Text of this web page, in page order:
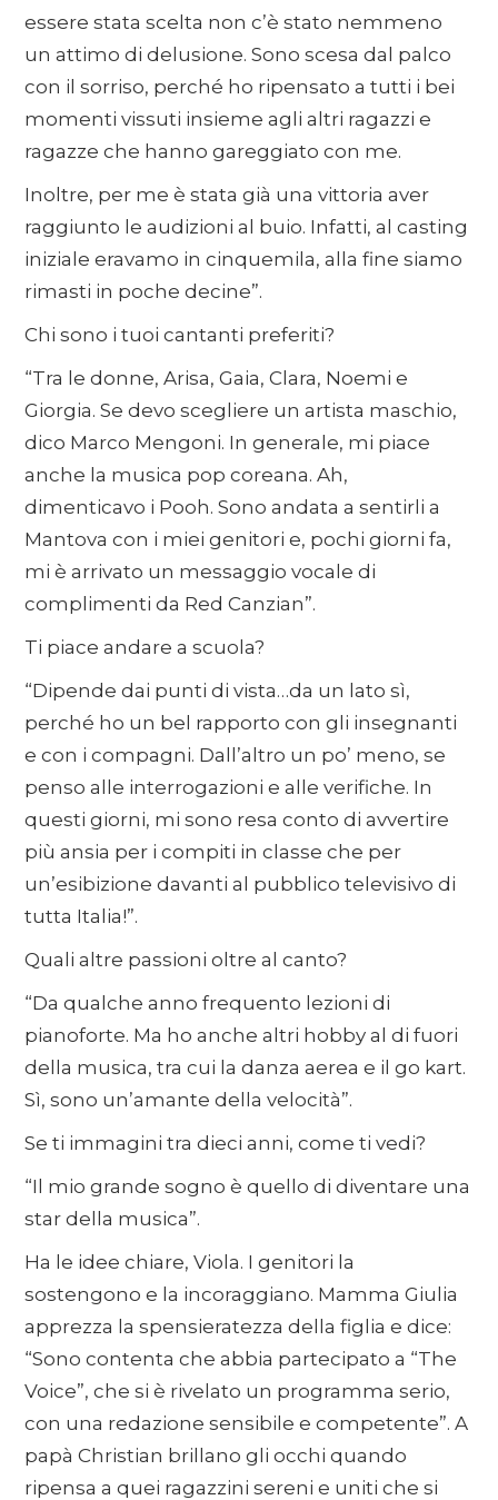
essere stata scelta non c’è stato nemmeno
un attimo di delusione. Sono scesa dal palco
con il sorriso, perché ho ripensato a tutti i bei
momenti vissuti insieme agli altri ragazzi e
ragazze che hanno gareggiato con me.
Inoltre, per me è stata già una vittoria aver
raggiunto le audizioni al buio. Infatti, al casting
iniziale eravamo in cinquemila, alla fine siamo
rimasti in poche decine”.
Chi sono i tuoi cantanti preferiti?
“Tra le donne, Arisa, Gaia, Clara, Noemi e
Giorgia. Se devo scegliere un artista maschio,
dico Marco Mengoni. In generale, mi piace
anche la musica pop coreana. Ah,
dimenticavo i Pooh. Sono andata a sentirli a
Mantova con i miei genitori e, pochi giorni fa,
mi è arrivato un messaggio vocale di
complimenti da Red Canzian”.
Ti piace andare a scuola?
“Dipende dai punti di vista…da un lato sì,
perché ho un bel rapporto con gli insegnanti
e con i compagni. Dall’altro un po’ meno, se
penso alle interrogazioni e alle verifiche. In
questi giorni, mi sono resa conto di avvertire
più ansia per i compiti in classe che per
un’esibizione davanti al pubblico televisivo di
tutta Italia!”.
Quali altre passioni oltre al canto?
“Da qualche anno frequento lezioni di
pianoforte. Ma ho anche altri hobby al di fuori
della musica, tra cui la danza aerea e il go kart.
Sì, sono un’amante della velocità”.
Se ti immagini tra dieci anni, come ti vedi?
“Il mio grande sogno è quello di diventare una
star della musica”.
Ha le idee chiare, Viola. I genitori la
sostengono e la incoraggiano. Mamma Giulia
apprezza la spensieratezza della figlia e dice:
“Sono contenta che abbia partecipato a “The
Voice”, che si è rivelato un programma serio,
con una redazione sensibile e competente”. A
papà Christian brillano gli occhi quando
ripensa a quei ragazzini sereni e uniti che si